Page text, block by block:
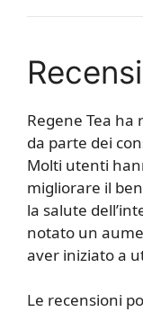
Regene Tea ha
da parte dei
Molti utenti
migliorare il
la salute
notato un
aver iniziato a
Le recensioni